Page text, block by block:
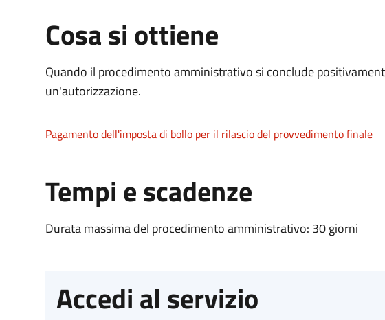
Cosa si ottiene
Quando il procedimento amministrativo si conclude
un'autorizzazione.
Pagamento dell'imposta di bollo per il rilascio del provvedimento finale
Tempi e scadenze
Durata massima del procedimento amministrativo: 30 giorni
Accedi al servizio